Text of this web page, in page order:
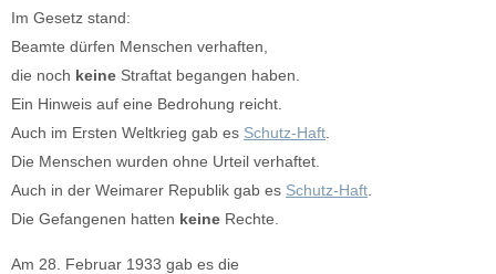
Im Gesetz stand:
Beamte dürfen Menschen verhaften,
die noch keine Straftat begangen haben.
Ein Hinweis auf eine Bedrohung reicht.
Auch im Ersten Weltkrieg gab es Schutz-Haft
Die Menschen wurden ohne Urteil verhaftet.
Auch in der Weimarer Republik gab es Schutz-Haft
Die Gefangenen hatten keine Rechte.
Am 28. Februar 1933 gab es die